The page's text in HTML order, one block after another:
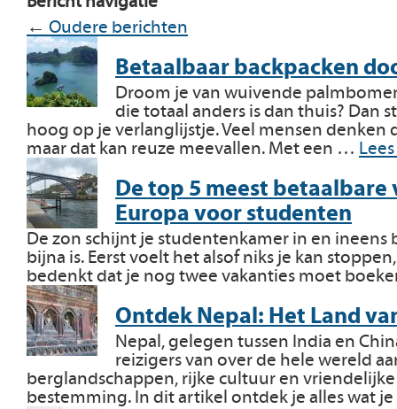
← Oudere berichten
Betaalbaar backpacken
Droom je van wuivende
die totaal anders is dan thuis? Dan
hoog op je verlanglijstje. Veel mensen denken
maar dat kan reuze meevallen. Met een …
De top 5 meest
Europa voor studenten
De zon schijnt je studentenkamer in en ineens
bijna is. Eerst voelt het alsof niks je kan
bedenkt dat je nog twee vakanties moet
Ontdek Nepal: Het Land
Nepal, gelegen tussen India en
reizigers van over de hele wereld
berglandschappen, rijke cultuur en
bestemming. In dit artikel ontdek je alles wat